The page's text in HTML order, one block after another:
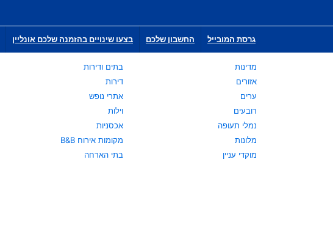
גרסת המובייל החשבון שלכם בצעו שינויים בהזמנה שלכם אונליין
מדינות
אזורים
ערים
רובעים
נמלי תעופה
מלונות
מוקדי עניין
בתים ודירות
דירות
אתרי נופש
וילות
אכסניות
מקומות אירוח B&B
בתי הארחה